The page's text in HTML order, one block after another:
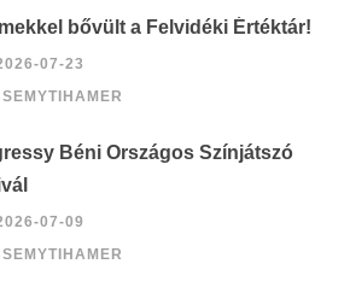
bővült a Felvidéki Értéktár!
07-23
Béni Országos Színjátszó
07-09